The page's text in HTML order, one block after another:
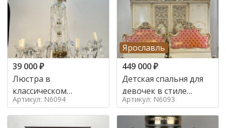
39 000₽
Люстра в
классическом
итальянском стиле на
10 ламп. в стиле
Артикул: N6094
Ярославль
449 000₽
Детская спальня для
девочек в стиле
итальянского барокко
в стиле
Артикул: N6093